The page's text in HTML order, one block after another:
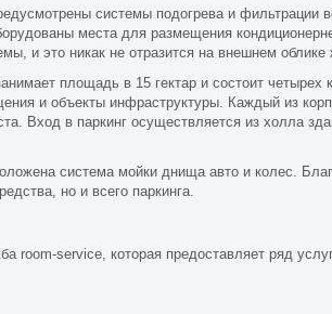
системы подогрева и фильтрации
места для размещения
и это никак не отразится на внешнем облике
площадь в 15 гектар и состоит
и объекты инфраструктуры. Каждый из
Вход в паркинг осуществляется из холла
система мойки днища авто и колес.
но и всего паркинга.
room-service, которая предоставляет ряд